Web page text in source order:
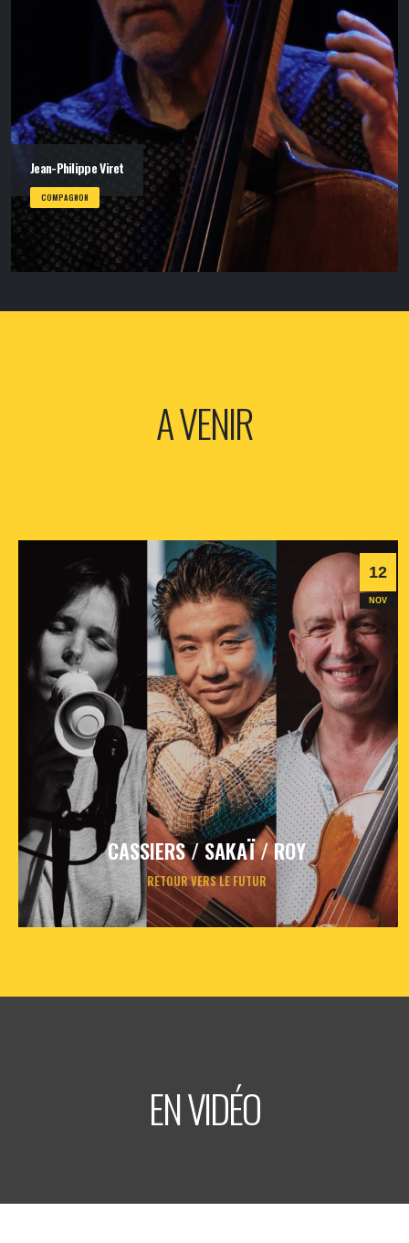
Jean-Philippe Viret
COMPAGNON
A VENIR
12
NOV
CASSIERS / SAKAÏ / ROY
RETOUR VERS LE FUTUR
jeudi12nov2026- 20h30- Le Triton
EN VIDÉO